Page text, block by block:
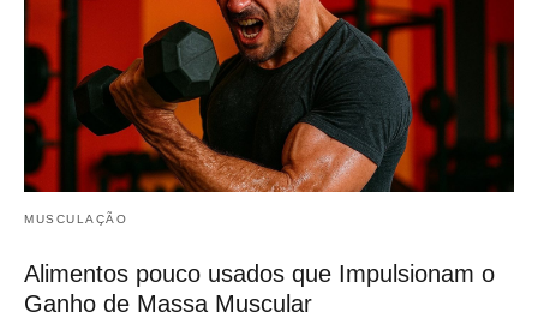
MUSCULAÇÃO
Alimentos pouco usados que Impulsionam o
Ganho de Massa Muscular